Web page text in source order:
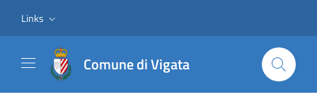
Links
Comune di Vigata